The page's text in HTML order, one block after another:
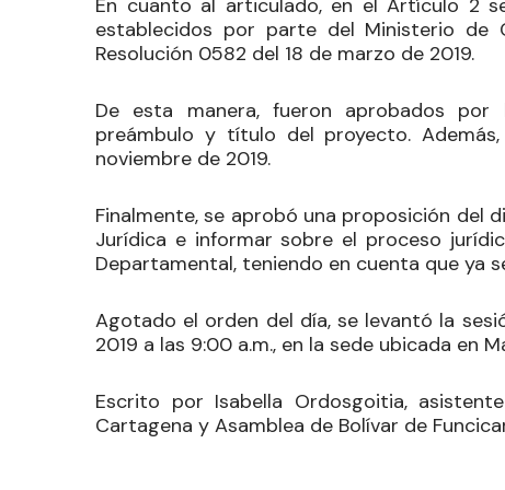
En cuanto al articulado, en el Artículo 2
establecidos por parte del Ministerio de
Resolución 0582 del 18 de marzo de 2019.
De esta manera, fueron aprobados
preámbulo y título del proyecto.
noviembre de 2019.
Finalmente, se aprobó una proposición del
Jurídica e informar sobre el proceso
Departamental, teniendo en cuenta que ya
Agotado el orden del día, se levantó la
2019 a las 9:00 a.m., en la sede ubicada en
Escrito por Isabella Ordosgoitia,
Cartagena y Asamblea de Bolívar de